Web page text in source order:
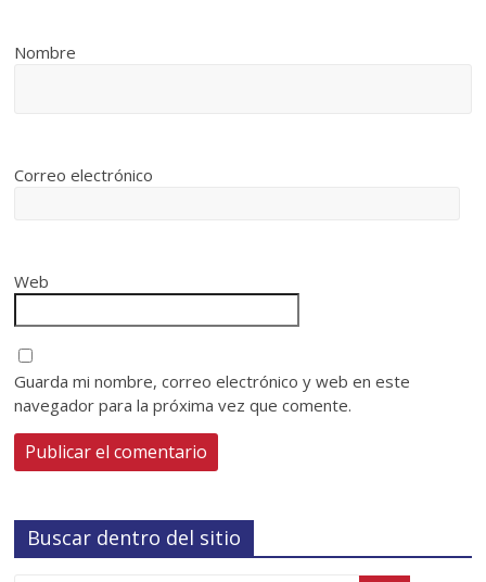
Nombre
Correo electrónico
Web
Guarda mi nombre, correo electrónico y web en este
navegador para la próxima vez que comente.
Buscar dentro del sitio